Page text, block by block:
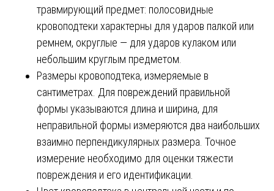
травмирующий предмет: полосовидные
кровоподтеки характерны для ударов палкой или
ремнем, округлые — для ударов кулаком или
небольшим круглым предметом.
Размеры кровоподтека, измеряемые в
сантиметрах. Для повреждений правильной
формы указываются длина и ширина, для
неправильной формы измеряются два наибольших
взаимно перпендикулярных размера. Точное
измерение необходимо для оценки тяжести
повреждения и его идентификации.